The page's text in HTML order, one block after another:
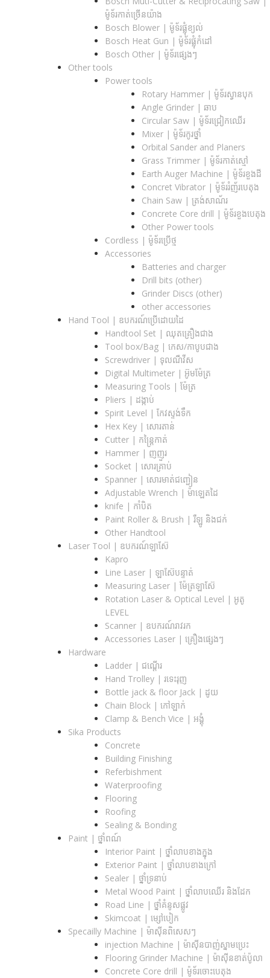
ម៉ូទ័រកាត់ច្រើនយ៉ាង
Bosch Blower | ម៉ូទ័រផ្លុំខ្យល់
Bosch Heat Gun | ម៉ូទ័រផ្លុំកំដៅ
Bosch Other | ម៉ូទ័រផ្សេងៗ
Other tools
Power tools
Rotary Hammer | ម៉ូទ័រស្វានបុក
Angle Grinder | ឆាប
Circular Saw​ | ម៉ូទ័រជ្រៀកឈើរ
Mixer | ម៉ូទ័រកូរថ្នាំ
Orbital Sander and Planers
Grass Trimmer | ម៉ូទ័រកាត់ស្មៅ
Earth Auger Machine | ម៉ូទ័រខួងដី
Concret Vibrator | ម៉ូទ័ររំញ័របេតុង
Chain Saw | ត្រង់សាណ័រ
Concrete Core drill | ម៉ូទ័រខួងបេតុង
Other Power tools
Cordless​ | ម៉ូទ័រប្រើថ្ម
Accessories
Batteries and charger
Drill bits (other)
Grinder Discs (other)
other accessories
Hand Tool | ឧបករណ៍ប្រើដោយដៃ
Handtool Set | ឈុតគ្រឿងជាង
Tool box/Bag | កេស/កាបូបជាង
Screwdriver | ទុលណឺវីស
Digital Multimeter | អ៊ូមម៉ែត្រ
Measuring Tools | ម៉ែត្រ
Pliers | ដង្កាប់
Spirit Level | កែវស្ទង់ទឹក
Hex Key | សោរតាន់
Cutter | កន្រ្តៃកាត់
Hammer | ញញួរ
Socket | សោរគ្រាប់
Spanner |​ សោរមាត់ជញ្ជៀន
Adjustable Wrench |​ ម៉ាឡេតដៃ
knife | កាំបិត
Paint Roller & Brush | រឺឡូ និងជក់
Other Handtool
Laser Tool | ឧបករណ៍ឡាស៊ែ
Kapro
Line Laser | ឡាស៊ែបន្ទាត់
Measuring Laser | ម៉ែត្រឡាស៊ែ
Rotation Laser & Optical Level | អូតូ
LEVEL
Scanner | ឧបករណ៍រាវរក
Accessories Laser | គ្រឿងផ្សេងៗ
Hardware
Ladder | ជណ្តើរ
Hand Trolley | រទេះរុញ
Bottle jack & floor Jack​ | ដូយ
Chain Block | កៅឡាក់
Clamp & Bench Vice | អង្គុំ
Sika Products
Concrete
Building Finishing
Referbishment
Waterproofing
Flooring
Roofing
Sealing & Bonding
Paint | ថ្នាំពណ៍
Interior Paint | ថ្នាំលាបខាងក្នុង
Exterior Paint | ថ្នាំលាបខាងក្រៅ
Sealer | ថ្នាំទ្រនាប់
Metal Wood Paint | ថ្នាំលាបឈើរ និងដែក
Road Line | ថ្នាំគំនូសផ្លូវ
Skimcoat | ម្សៅបៀក
Specailly Machine | ម៉ាស៊ីនពិសេសៗ
injection Machine | ម៉ាស៊ីនបាញ់ស្នាមប្រេះ
Flooring Grinder Machine | ម៉ាស៊ីនខាត់ប៉ូលា
Concrete Core drill | ម៉ូទ័រចោះបេតុង